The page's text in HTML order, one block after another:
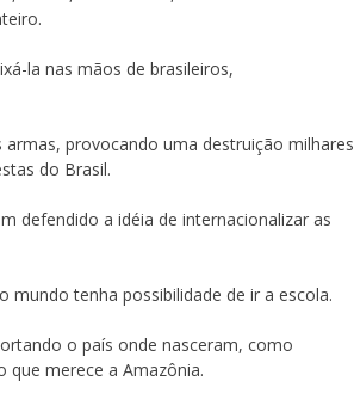
la nas mãos de brasileiros,
provocando uma destruição milhares
do Brasil.
defendido a idéia de internacionalizar as
mundo tenha possibilidade de ir a escola.
o país onde nasceram, como
que merece a Amazônia.